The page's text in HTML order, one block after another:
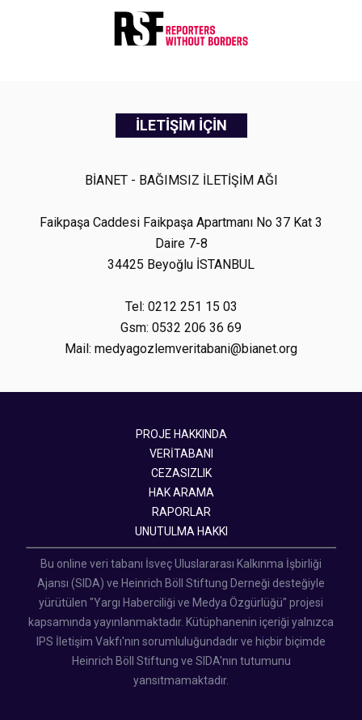
İLETİŞİM İÇİN
BİANET - BAĞIMSIZ İLETİŞİM AĞI
Faikpaşa Caddesi Faikpaşa Apartmanı No 37 Kat 3
Daire 7-8
34425 Beyoğlu İSTANBUL
Tel: 0212 251 15 03
Gsm: 0532 206 36 69
Mail: medyagozlemveritabani@bianet.org
PROJE HAKKINDA
VERİTABANI
CEZASIZLIK
HAK ARAMA
RAPORLAR
UNUTULMA HAKKI
Bu online veri tabanı İsveç Uluslararası Kalkınma İşbirliği
Ajansı (SIDA) ve Heinrich Böll Stiftung Derneği desteğiyle
yürütülen "Yargı Haberciliği ve Medya Özgürlüğü" projesi
kapsamında yayınlanmaktadır. Kütüphanenin içeriği yalnızca
IPS İletişim Vakfı'nın sorumluluğundadır ve hiçbir biçimde
Heinrich Böll Stiftung ve SIDA'nın tutumunu
yansıtmamaktadır.